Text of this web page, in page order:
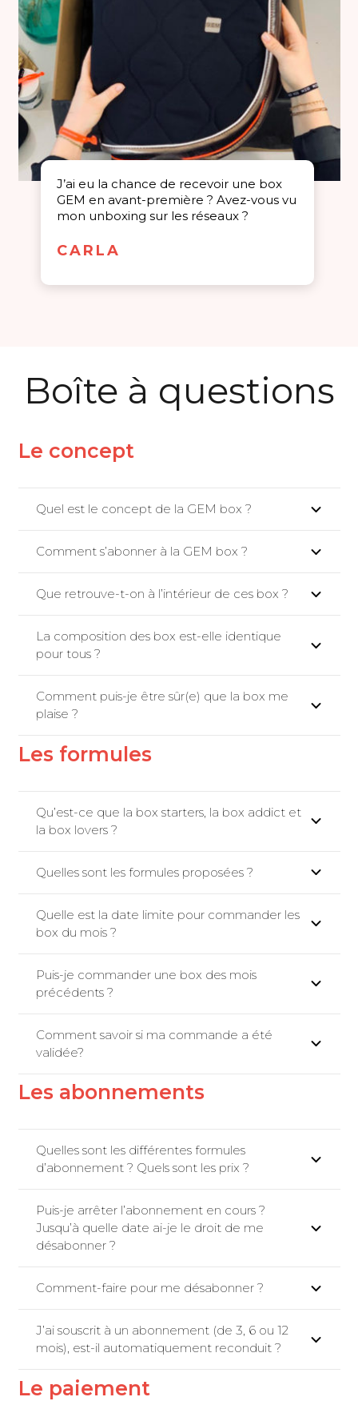
J’ai eu la chance de recevoir une box
GEM en avant-première ? Avez-vous vu
mon unboxing sur les réseaux ?
CARLA
Boîte à questions
Le concept
Quel est le concept de la GEM box ?
Comment s’abonner à la GEM box ?
Que retrouve-t-on à l’intérieur de ces box ?
La composition des box est-elle identique
pour tous ?
Comment puis-je être sûr(e) que la box me
plaise ?
Les formules
Qu’est-ce que la box starters, la box addict et
la box lovers ?
Quelles sont les formules proposées ?
Quelle est la date limite pour commander les
box du mois ?
Puis-je commander une box des mois
précédents ?
Comment savoir si ma commande a été
validée?
Les abonnements
Quelles sont les différentes formules
d’abonnement ? Quels sont les prix ?
Puis-je arrêter l’abonnement en cours ?
Jusqu’à quelle date ai-je le droit de me
désabonner ?
Comment-faire pour me désabonner ?
J’ai souscrit à un abonnement (de 3, 6 ou 12
mois), est-il automatiquement reconduit ?
Le paiement